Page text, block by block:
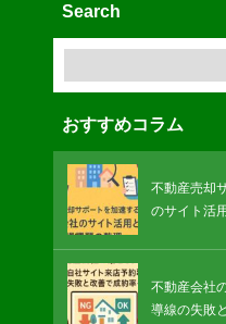
Search
おすすめコラム
不動産売却
のサイト活
不動産会社
導線の失敗